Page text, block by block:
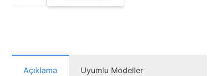
Açıklama Uyumlu Modeller